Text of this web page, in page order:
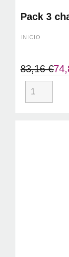
Pack 3
INICIO
83,16 €